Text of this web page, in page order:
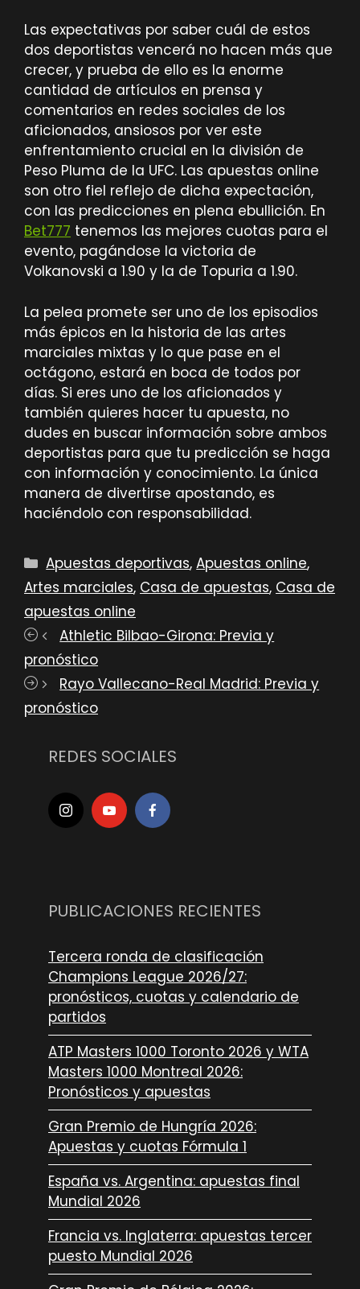
Las expectativas por saber cuál de estos
dos deportistas vencerá no hacen más que
crecer, y prueba de ello es la enorme
cantidad de artículos en prensa y
comentarios en redes sociales de los
aficionados, ansiosos por ver este
enfrentamiento crucial en la división de
Peso Pluma de la UFC. Las apuestas online
son otro fiel reflejo de dicha expectación,
con las predicciones en plena ebullición. En
Bet777 tenemos las mejores cuotas para el
evento, pagándose la victoria de
Volkanovski a 1.90 y la de Topuria a 1.90.
La pelea promete ser uno de los episodios
más épicos en la historia de las artes
marciales mixtas y lo que pase en el
octágono, estará en boca de todos por
días. Si eres uno de los aficionados y
también quieres hacer tu apuesta, no
dudes en buscar información sobre ambos
deportistas para que tu predicción se haga
con información y conocimiento. La única
manera de divertirse apostando, es
haciéndolo con responsabilidad.
Categorías
Apuestas deportivas,Apuestas online,
Artes marciales, Casa de apuestas, Casa de
apuestas online
Athletic Bilbao-Girona: Previa y
pronóstico
Rayo Vallecano-Real Madrid: Previa y
pronóstico
REDES SOCIALES
PUBLICACIONES RECIENTES
Tercera ronda de clasificación
Champions League 2026/27:
pronósticos, cuotas y calendario de
partidos
ATP Masters 1000 Toronto 2026 y WTA
Masters 1000 Montreal 2026:
Pronósticos y apuestas
Gran Premio de Hungría 2026:
Apuestas y cuotas Fórmula 1
España vs. Argentina: apuestas final
Mundial 2026
Francia vs. Inglaterra: apuestas tercer
puesto Mundial 2026